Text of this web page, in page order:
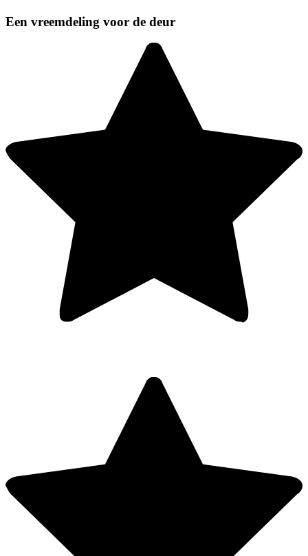
Een vreemdeling voor de deur